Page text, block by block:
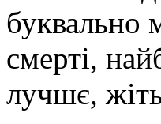
буквально
смерті,
лучшє,